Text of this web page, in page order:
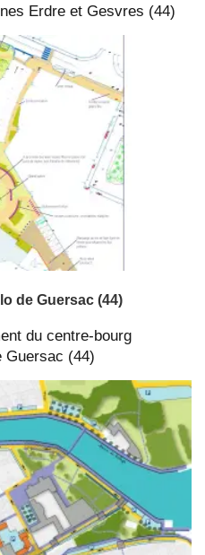
Erdre et Gesvres (44)
de Guersac (44)
du centre-bourg
Guersac (44)